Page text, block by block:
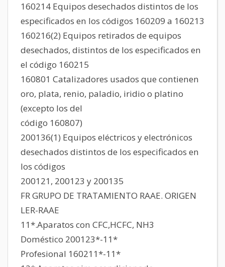
160214 Equipos desechados distintos de los
especificados en los códigos 160209 a 160213
160216(2) Equipos retirados de equipos
desechados, distintos de los especificados en
el código 160215
160801 Catalizadores usados que contienen
oro, plata, renio, paladio, iridio o platino
(excepto los del
código 160807)
200136(1) Equipos eléctricos y electrónicos
desechados distintos de los especificados en
los códigos
200121, 200123 y 200135
FR GRUPO DE TRATAMIENTO RAAE. ORIGEN
LER-RAAE
11*.Aparatos con CFC,HCFC, NH3
Doméstico 200123*-11*
Profesional 160211*-11*